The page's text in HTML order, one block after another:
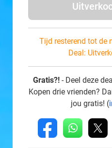
Tijd resterend tot de
Deal:
Gratis?! - Deel deze
Kopen drie vrienden?
jou gratis! (
fb whatsapp